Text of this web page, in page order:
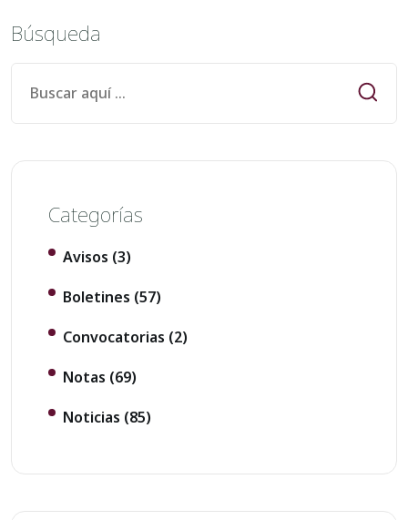
Búsqueda
Categorías
Avisos (3)
Boletines (57)
Convocatorias (2)
Notas (69)
Noticias (85)